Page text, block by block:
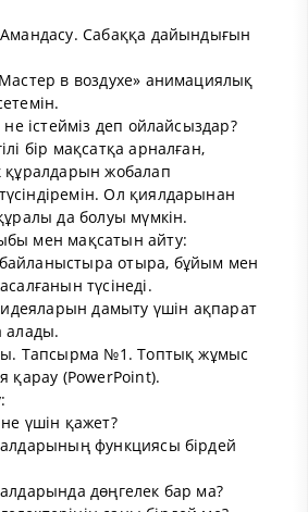
Сабаққа дайындығын
в воздухе» анимациялық
істейміз деп ойлайсыздар?
бір мақсатқа арналған,
құралдарын жобалап
Ол қиялдарынан
да болуы мүмкін.
мен мақсатын айту:
отыра, бұйым мен
түсінеді.
дамыту үшін ақпарат
алады.
Тапсырма №1. Топтық жұмыс
қарау (PowerPoint).
үшін қажет?
функциясы бірдей
дөңгелек бар ма?